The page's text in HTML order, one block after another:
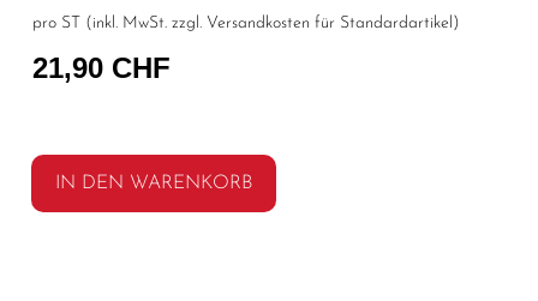
pro ST (inkl. MwSt. zzgl. Versandkosten für Standardartikel )
21,90 CHF
IN DEN WARENKORB